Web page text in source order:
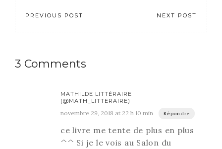
PREVIOUS POST NEXT POST
3 Comments
MATHILDE LITTÉRAIRE
(@MATH_LITTERAIRE)
novembre 29, 2018 at 22 h 10 min Répondre
ce livre me tente de plus en plus
^^ Si je le vois au Salon du